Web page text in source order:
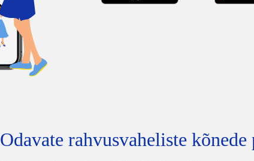
Odavate rahvusvaheliste